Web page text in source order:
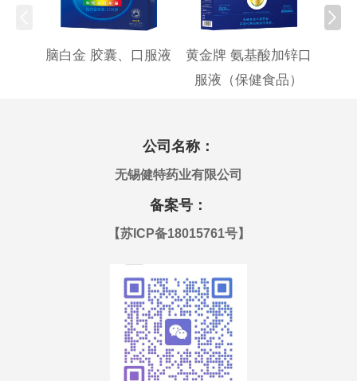
脑白金 胶囊、口服液
黄金牌 氨基酸加锌口
服液（保健食品）
公司名称：
无锡健特药业有限公司
备案号：
【苏ICP备18015761号】